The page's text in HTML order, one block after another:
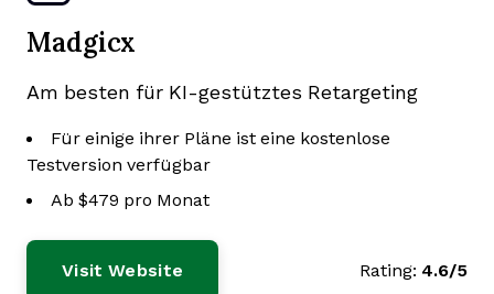
Madgicx
Am besten für KI-gestütztes Retargeting
Für einige ihrer Pläne ist eine kostenlose
Testversion verfügbar
Ab $479 pro Monat
Visit Website Rating: 4.6/5